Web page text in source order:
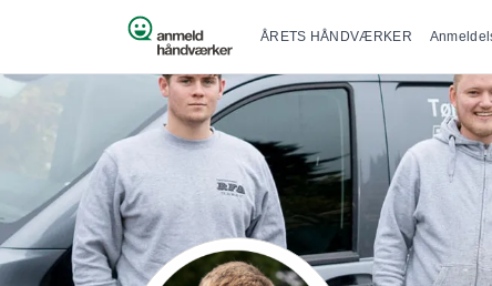
Spring til indhold Primær
ÅRETS HÅNDVÆRKER